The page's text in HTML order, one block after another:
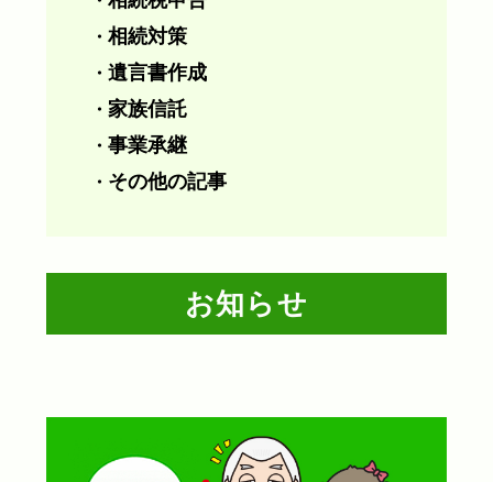
・相続対策
・遺言書作成
・家族信託
・事業承継
・ その他の記事
お知らせ